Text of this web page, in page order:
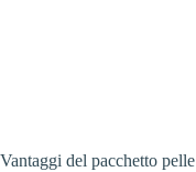
Vantaggi del pacchetto pelle